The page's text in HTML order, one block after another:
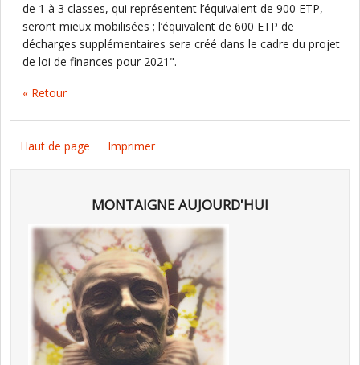
de 1 à 3 classes, qui représentent l’équivalent de 900 ETP,
seront mieux mobilisées ; l’équivalent de 600 ETP de
décharges supplémentaires sera créé dans le cadre du projet
de loi de finances pour 2021".
« Retour
Haut de page Imprimer
MONTAIGNE AUJOURD'HUI